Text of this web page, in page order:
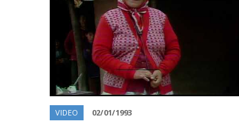
VIDEO 02/01/1993